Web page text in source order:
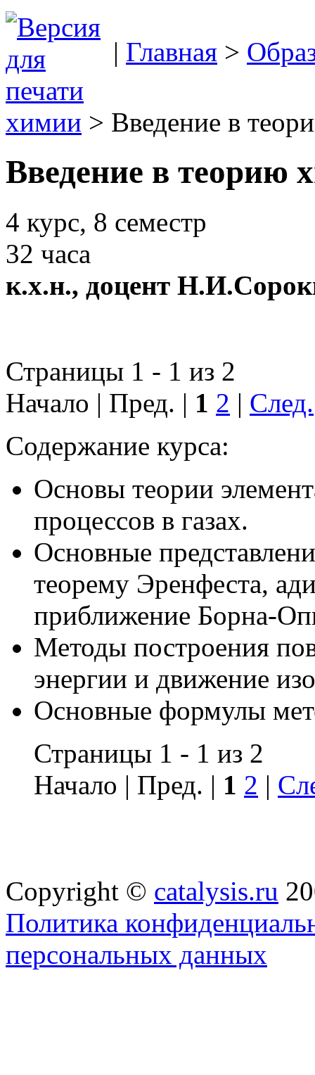
| Главная >
химии > Введение в
Введение в теорию
4 курс, 8 семестр
32 часа
к.х.н., доцент
Страницы 1 - 1 из 2
Начало | Пред. | 1 2 | След.
Содержание курса:
Основы теории
процессов в газах.
Основные
теорему Эренфеста,
приближение Борна-
Методы построения
энергии и движение
Основные формулы
Страницы 1 - 1 из 2
Начало | Пред. | 1 2 |
Copyright © catalysis.ru
Политика
персональных данных